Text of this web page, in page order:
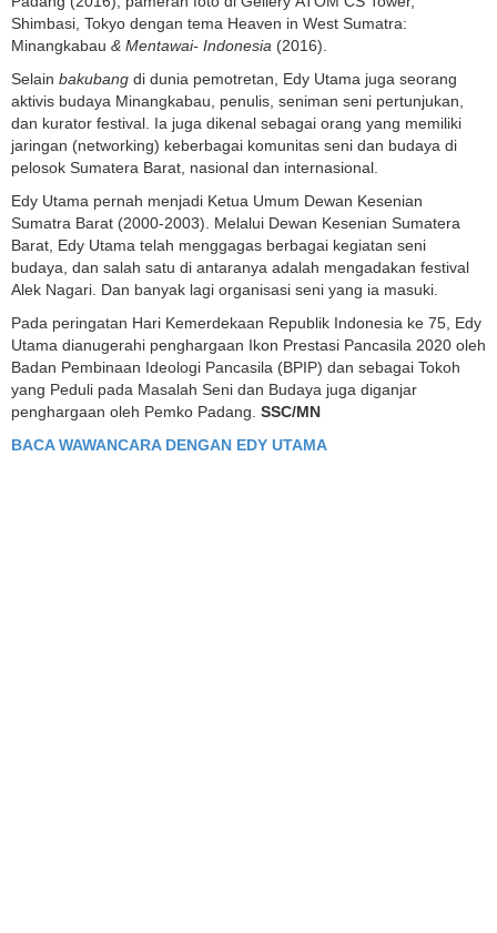
Shimbasi, Tokyo dengan tema Heaven in West Sumatra:
Minangkabau & Mentawai- Indonesia (2016).
Selain bakubang di dunia pemotretan, Edy Utama juga seorang
aktivis budaya Minangkabau, penulis, seniman seni pertunjukan,
dan kurator festival. Ia juga dikenal sebagai orang yang memiliki
jaringan (networking) keberbagai komunitas seni dan budaya di
pelosok Sumatera Barat, nasional dan internasional.
Edy Utama pernah menjadi Ketua Umum Dewan Kesenian
Sumatra Barat (2000-2003). Melalui Dewan Kesenian Sumatera
Barat, Edy Utama telah menggagas berbagai kegiatan seni
budaya, dan salah satu di antaranya adalah mengadakan festival
Alek Nagari. Dan banyak lagi organisasi seni yang ia masuki.
Pada peringatan Hari Kemerdekaan Republik Indonesia ke 75, Edy
Utama dianugerahi penghargaan Ikon Prestasi Pancasila 2020 oleh
Badan Pembinaan Ideologi Pancasila (BPIP) dan sebagai Tokoh
yang Peduli pada Masalah Seni dan Budaya juga diganjar
penghargaan oleh Pemko Padang. SSC/MN
BACA WAWANCARA DENGAN EDY UTAMA